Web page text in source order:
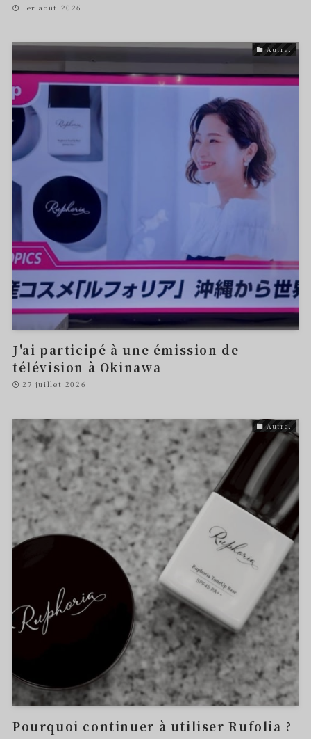
1er août 2026
Autre.
J'ai participé à une émission de
télévision à Okinawa
27 juillet 2026
Autre.
Pourquoi continuer à utiliser Rufolia ?